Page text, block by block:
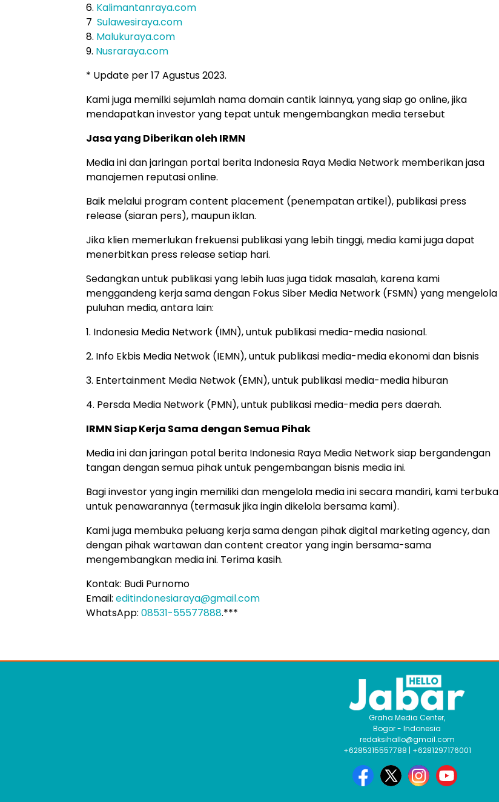
6. Kalimantanraya.com
7 Sulawesiraya.com
8. Malukuraya.com
9. Nusraraya.com
* Update per 17 Agustus 2023.
Kami juga memilki sejumlah nama domain cantik lainnya, yang siap go online, jika
mendapatkan investor yang tepat untuk mengembangkan media tersebut
Jasa yang Diberikan oleh IRMN
Media ini dan jaringan portal berita Indonesia Raya Media Network memberikan jasa
manajemen reputasi online.
Baik melalui program content placement (penempatan artikel), publikasi press
release (siaran pers), maupun iklan.
Jika klien memerlukan frekuensi publikasi yang lebih tinggi, media kami juga dapat
menerbitkan press release setiap hari.
Sedangkan untuk publikasi yang lebih luas juga tidak masalah, karena kami
menggandeng kerja sama dengan Fokus Siber Media Network (FSMN) yang mengelola
puluhan media, antara lain:
1. Indonesia Media Network (IMN), untuk publikasi media-media nasional.
2. Info Ekbis Media Netwok (IEMN), untuk publikasi media-media ekonomi dan bisnis
3. Entertainment Media Netwok (EMN), untuk publikasi media-media hiburan
4. Persda Media Network (PMN), untuk publikasi media-media pers daerah.
IRMN Siap Kerja Sama dengan Semua Pihak
Media ini dan jaringan potal berita Indonesia Raya Media Network siap bergandengan
tangan dengan semua pihak untuk pengembangan bisnis media ini.
Bagi investor yang ingin memiliki dan mengelola media ini secara mandiri, kami terbuka
untuk penawarannya (termasuk jika ingin dikelola bersama kami).
Kami juga membuka peluang kerja sama dengan pihak digital marketing agency, dan
dengan pihak wartawan dan content creator yang ingin bersama-sama
mengembangkan media ini. Terima kasih.
Kontak: Budi Purnomo
Email: editindonesiaraya@gmail.com
WhatsApp: 08531-55577888.***
Graha Media Center,
Bogor - Indonesia
redaksihallo@gmail.com
+6285315557788 | +6281297176001